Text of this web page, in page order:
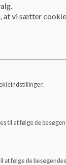
forskellige
er med til at
bruges til
at vi sætter
til at følge de
følge de